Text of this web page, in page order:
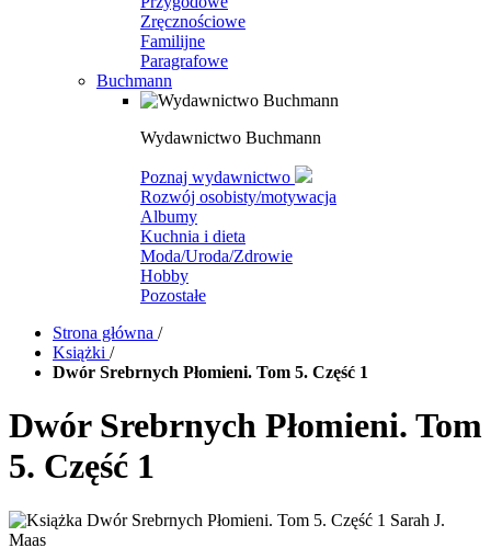
Zręcznościowe
Familijne
Paragrafowe
Buchmann
Wydawnictwo Buchmann
Poznaj wydawnictwo
Rozwój osobisty/motywacja
Albumy
Kuchnia i dieta
Moda/Uroda/Zdrowie
Hobby
Pozostałe
Strona główna /
Książki /
Dwór Srebrnych Płomieni. Tom 5. Część 1
Dwór Srebrnych Płomieni. Tom
5. Część 1